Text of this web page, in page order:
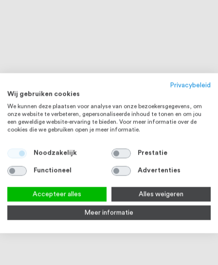
RVS 304 RVS 304
Privacybeleid
Wij gebruiken cookies
We kunnen deze plaatsen voor analyse van onze bezoekersgegevens, om
onze website te verbeteren, gepersonaliseerde inhoud te tonen en om jou
een geweldige website-ervaring te bieden. Voor meer informatie over de
cookies die we gebruiken open je meer informatie.
Noodzakelijk Prestatie
Functioneel Advertenties
Accepteer alles Alles weigeren
Meer informatie